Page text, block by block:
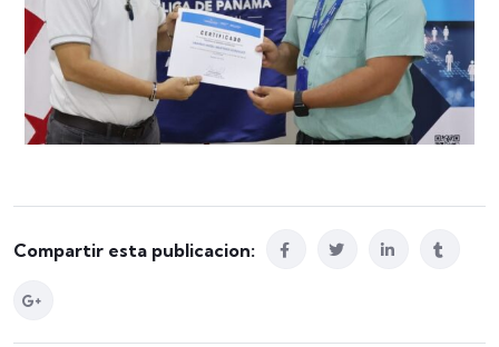
Compartir esta publicacion: